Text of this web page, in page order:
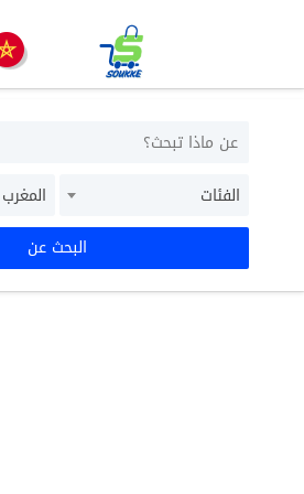
الفئات
المغرب
البحث عن